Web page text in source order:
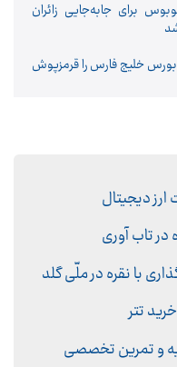
اتوبوس برای جابه‌جایی زائران
بورس خلیج فارس را قرمزپوش
دیجیتال
در تاب آوری
با نقره در ملّی گلد
خرید تتر
و تمرین تخصصی